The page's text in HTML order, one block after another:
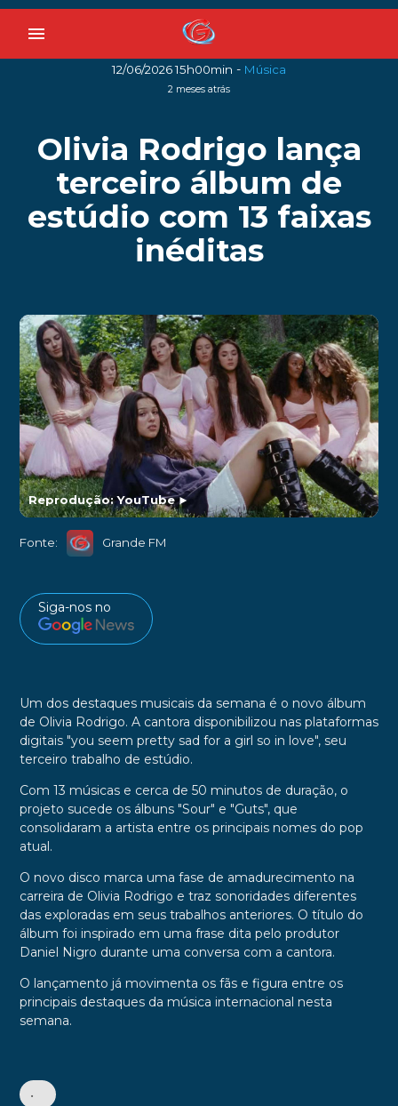
menu
12/06/2026 15h00min - Música
2 meses atrás
Olivia Rodrigo lança
terceiro álbum de
estúdio com 13 faixas
inéditas
Reprodução: YouTube►
Fonte: Grande FM
Siga-nos no
Um dos destaques musicais da semana é o novo álbum
de Olivia Rodrigo. A cantora disponibilizou nas plataformas
digitais "you seem pretty sad for a girl so in love", seu
terceiro trabalho de estúdio.
Com 13 músicas e cerca de 50 minutos de duração, o
projeto sucede os álbuns "Sour" e "Guts", que
consolidaram a artista entre os principais nomes do pop
atual.
O novo disco marca uma fase de amadurecimento na
carreira de Olivia Rodrigo e traz sonoridades diferentes
das exploradas em seus trabalhos anteriores. O título do
álbum foi inspirado em uma frase dita pelo produtor
Daniel Nigro durante uma conversa com a cantora.
O lançamento já movimenta os fãs e figura entre os
principais destaques da música internacional nesta
semana.
•